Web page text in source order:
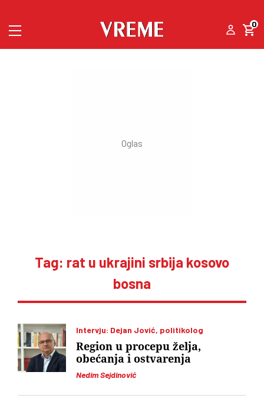
0
Tag: rat u ukrajini srbija kosovo
bosna
Intervju: Dejan Jović, politikolog
Nedim Sejdinović
Region u procepu želja,
obećanja i ostvarenja